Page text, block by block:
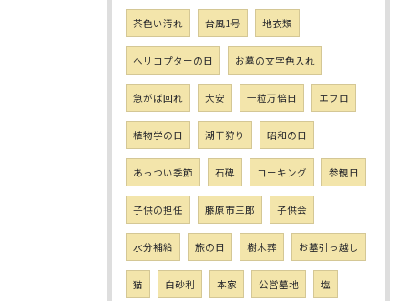
茶色い汚れ 台風1号 地衣類
ヘリコプターの日 お墓の文字色入れ
急がば回れ 大安 一粒万倍日 エフロ
植物学の日 潮干狩り 昭和の日
あっつい季節 石碑 コーキング 参観日
子供の担任 藤原市三郎 子供会
水分補給 旅の日 樹木葬 お墓引っ越し
猫 白砂利 本家 公営墓地 塩